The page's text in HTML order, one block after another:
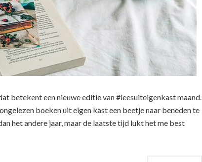
betekent een nieuwe editie van #leesuiteigenkast maand.
boeken uit eigen kast een beetje naar beneden te
het andere jaar, maar de laatste tijd lukt het me best